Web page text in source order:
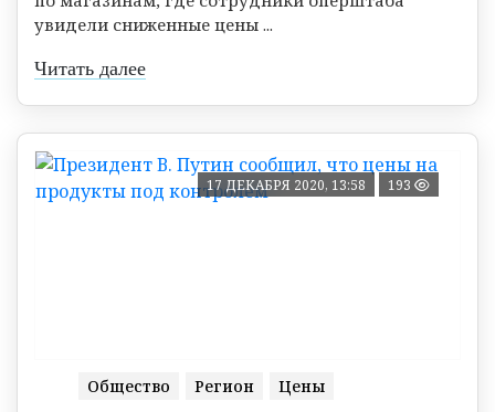
увидели сниженные цены ...
Читать далее
17 ДЕКАБРЯ 2020, 13:58 193
Общество Регион Цены